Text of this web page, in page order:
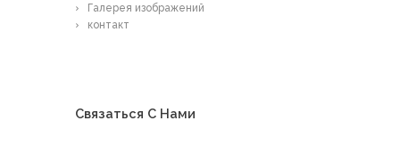
Галерея изображений
контакт
Связаться С Нами